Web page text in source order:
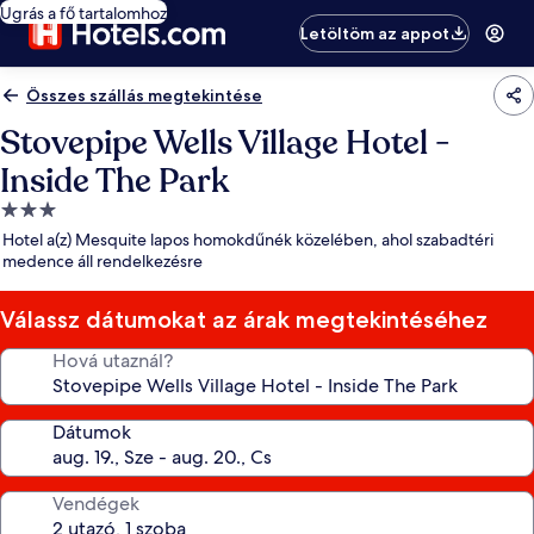
Ugrás a fő tartalomhoz
Letöltöm az appot
Összes szállás megtekintése
Stovepipe Wells Village Hotel -
Inside The Park
3.0
csillagos
szálláshely
Hotel a(z) Mesquite lapos homokdűnék közelében, ahol szabadtéri
medence áll rendelkezésre
Válassz dátumokat az árak megtekintéséhez
Hová utaznál?
Dátumok
Vendégek